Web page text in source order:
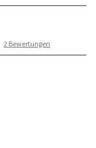
2 Bewertungen